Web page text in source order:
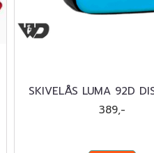
SKIVELÅS LUMA 92D
389,-